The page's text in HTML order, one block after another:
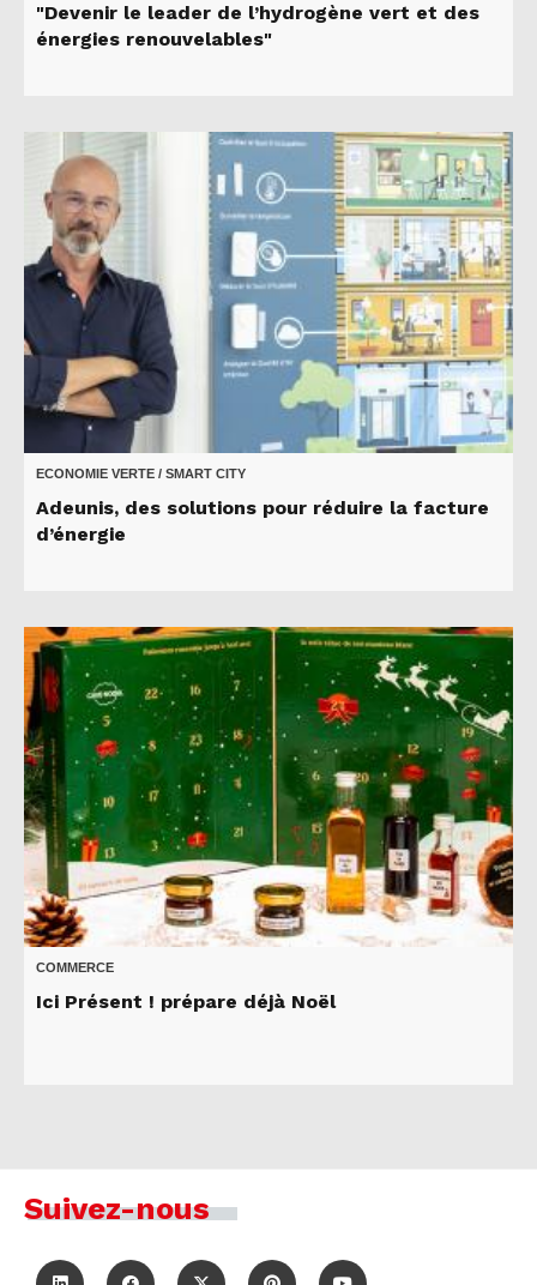
"Devenir le leader de l’hydrogène vert et des
énergies renouvelables"
ECONOMIE VERTE / SMART CITY
Adeunis, des solutions pour réduire la facture
d’énergie
COMMERCE
Ici Présent ! prépare déjà Noël
Suivez-nous